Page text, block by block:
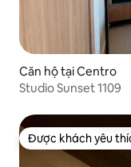
Căn hộ tại Centro
Studio Sunset 1109
Được khách yêu
Được khách yêu